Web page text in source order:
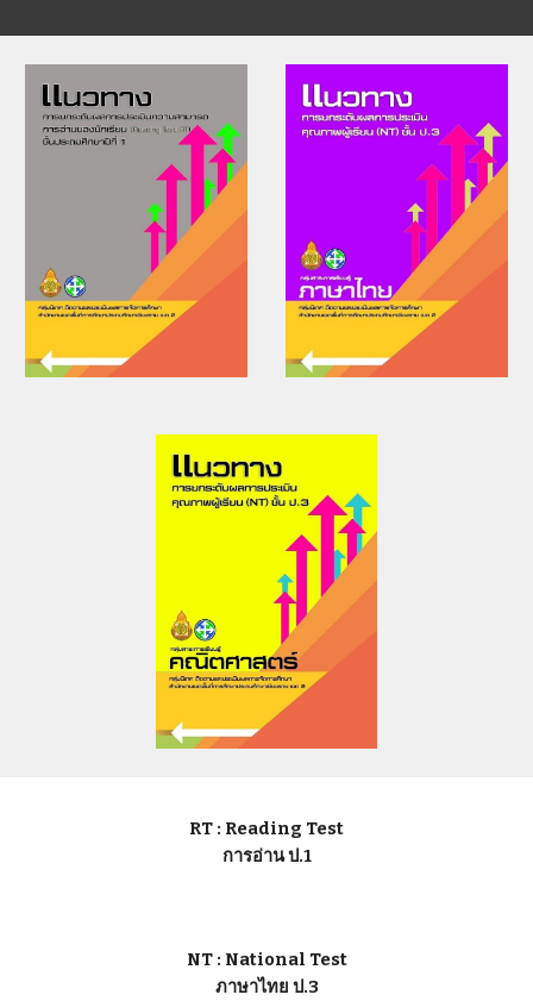
RT : Reading Test
การอ่าน ป.1
NT : National Test
ภาษาไทย ป.3